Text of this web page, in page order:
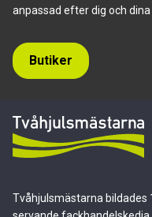
Tvåhjulsmästarna bildades
anpassad efter dig och dina
Butiker